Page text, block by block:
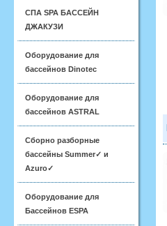
СПА SPA БАССЕЙН
ДЖАКУЗИ
Оборудование для
бассейнов Dinotec
Оборудование для
бассейнов ASTRAL
Сборно разборные
бассейны Summer✓ и
Azuro✓
Оборудование для
Бассейнов ESPA